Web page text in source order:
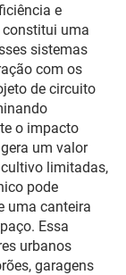
e
uma
sistemas
com os
de circuito
o impacto
um valor
limitadas,
pode
uma canteira
Essa
urbanos
garagens